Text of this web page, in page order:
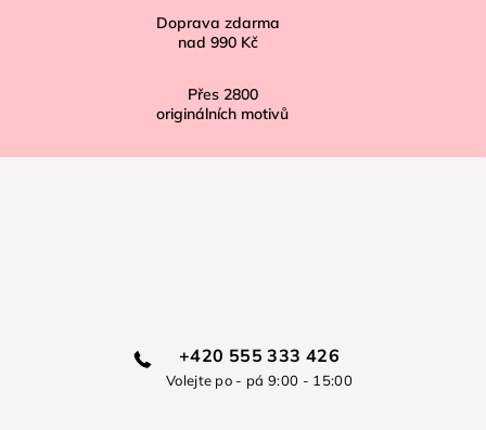
Doprava zdarma
nad 990 Kč
Přes 2800
originálních motivů
+420 555 333 426
Volejte po - pá 9:00 - 15:00